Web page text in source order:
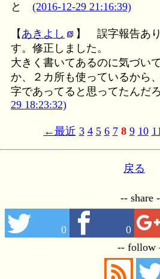
と
(2016-12-29 21:16:39)
【 あきよし 】 誤字報告あ
す。修正しました。
大きく書いてあるのに気づい
か、２カ所も使っているから
字であってると思ってたんだろ
29 18:23:32)
←最近 3 4 5 6 7 8 9 10
戻る
-- share
0 0
-- follow